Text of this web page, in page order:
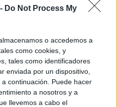
Do Not Process My
o accedemos a
como cookies, y
tales como identificadores
enviada por un dispositivo,
continuación. Puede hacer
a nosotros y a
llevemos a cabo el
en los mayores
momentos de crisis
pasado familiar y